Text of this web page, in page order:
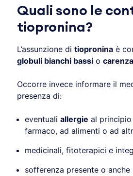
Quali sono le
tiopronina?
L’assunzione di tioproninaè
globuli bianchi bassio
Occorre invece informare il
presenza di:
eventuali allergie al
farmaco, ad alimenti o ad
medicinali, fitoterapici e
sofferenza presente o anche